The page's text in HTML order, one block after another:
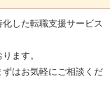
した転職支援サービス
ます。
はお気軽にご相談くだ